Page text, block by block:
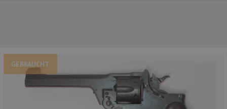
GEBRAUCHT
UNSERE TOP-MARKEN